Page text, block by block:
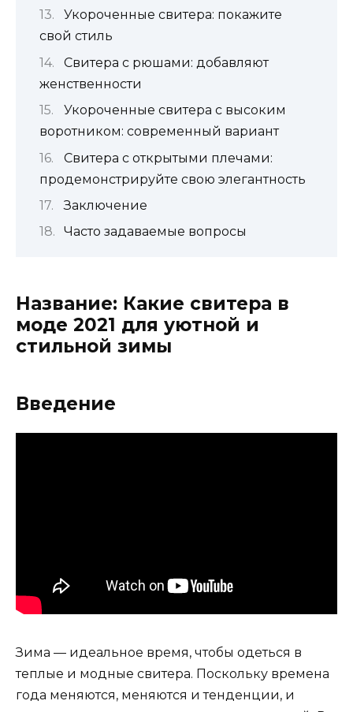
Укороченные свитера: покажите
свой стиль
Свитера с рюшами: добавляют
женственности
Укороченные свитера с высоким
воротником: современный вариант
Свитера с открытыми плечами:
продемонстрируйте свою элегантность
Заключение
Часто задаваемые вопросы
Название: Какие свитера в
моде 2021 для уютной и
стильной зимы
Введение
Зима — идеальное время, чтобы одеться в
теплые и модные свитера. Поскольку времена
года меняются, меняются и тенденции, и